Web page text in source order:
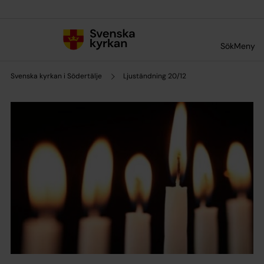
SökMeny
Svenska kyrkan i Södertälje Ljuständning 20/12